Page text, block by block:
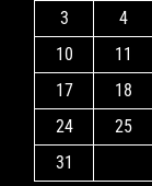
3 4
10
11
17
18
24
25
31